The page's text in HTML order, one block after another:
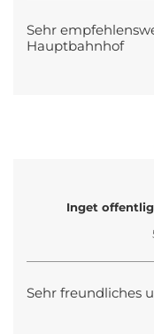
Sehr
Hauptbahnhof
Inget
Sehr freundliches